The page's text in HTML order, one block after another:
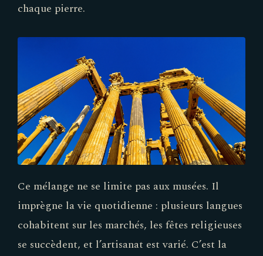
chaque pierre.
Ce mélange ne se limite pas aux musées. Il
imprègne la vie quotidienne : plusieurs langues
cohabitent sur les marchés, les fêtes religieuses
se succèdent, et l’artisanat est varié. C’est la